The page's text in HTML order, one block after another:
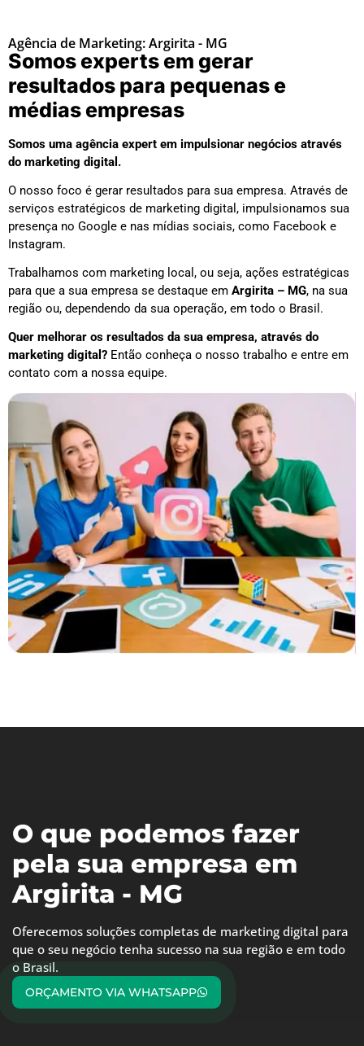
Agência de Marketing: Argirita - MG
Somos experts em gerar
resultados para pequenas e
médias empresas
Somos uma agência expert em impulsionar negócios através
do marketing digital.
O nosso foco é gerar resultados para sua empresa. Através de
serviços estratégicos de marketing digital, impulsionamos sua
presença no Google e nas mídias sociais, como Facebook e
Instagram.
Trabalhamos com marketing local, ou seja, ações estratégicas
para que a sua empresa se destaque em Argirita – MG, na sua
região ou, dependendo da sua operação, em todo o Brasil.
Quer melhorar os resultados da sua empresa, através do
marketing digital? Então conheça o nosso trabalho e entre em
contato com a nossa equipe.
O que podemos fazer
pela sua empresa em
Argirita - MG
Oferecemos soluções completas de marketing digital para
que o seu negócio tenha sucesso na sua região e em todo
o Brasil.
ORÇAMENTO VIA WHATSAPP